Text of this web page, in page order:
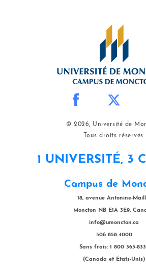
© 2026, Université de
Tous droits réservés.
1 UNIVERSITÉ, 3
Campus de
18, avenue Antonine-
Moncton NB E1A 3E9,
info@umoncton.ca
506 858-4000
Sans frais: 1 800 363-
(Canada et États-Unis)